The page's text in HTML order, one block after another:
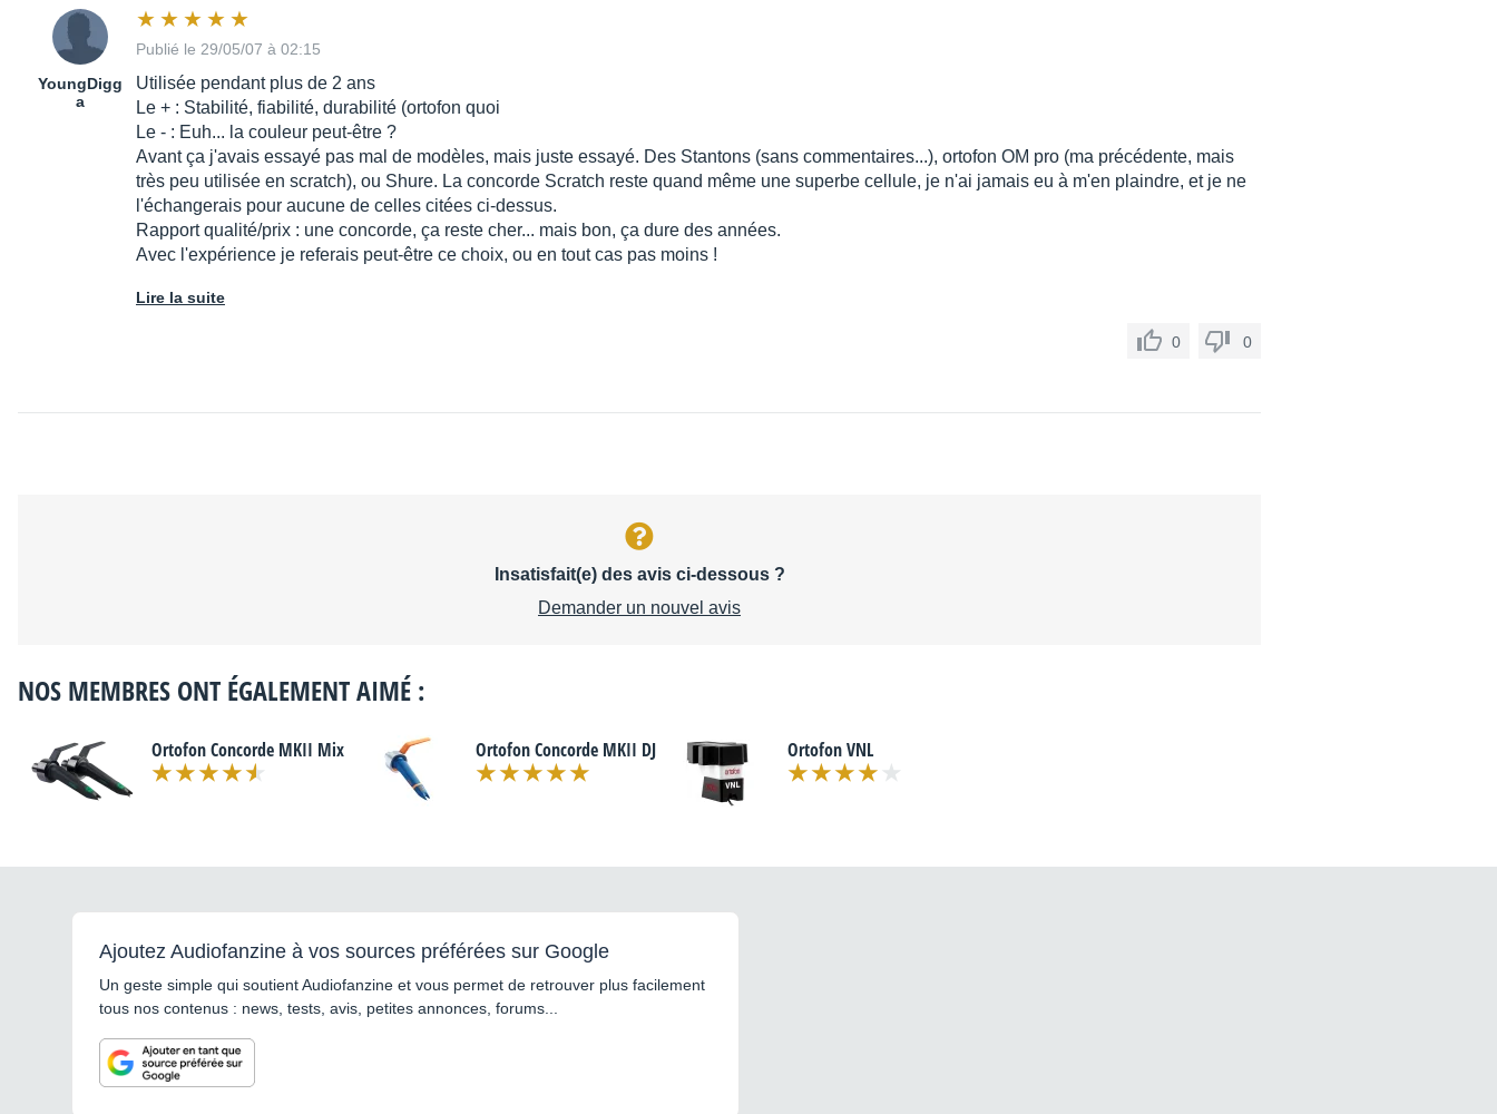
YoungDigg
a
Publié le 29/05/07 à 02:15
Utilisée pendant plus de 2 ans
Le + : Stabilité, fiabilité, durabilité (ortofon quoi
Le - : Euh... la couleur peut-être ?
Avant ça j'avais essayé pas mal de modèles, mais juste essayé. Des Stantons (sans commentaires...), ortofon OM pro (ma précédente, mais
très peu utilisée en scratch), ou Shure. La concorde Scratch reste quand même une superbe cellule, je n'ai jamais eu à m'en plaindre, et je ne
l'échangerais pour aucune de celles citées ci-dessus.
Rapport qualité/prix : une concorde, ça reste cher... mais bon, ça dure des années.
Avec l'expérience je referais peut-être ce choix, ou en tout cas pas moins !
Lire la suite
0 0
Insatisfait(e) des avis ci-dessous ?
Demander un nouvel avis
NOS MEMBRES ONT ÉGALEMENT AIMÉ :
Ortofon Concorde MKII Mix Ortofon Concorde MKII DJ Ortofon VNL
Ajoutez Audiofanzine à vos sources préférées sur Google
Un geste simple qui soutient Audiofanzine et vous permet de retrouver plus facilement
tous nos contenus : news, tests, avis, petites annonces, forums...